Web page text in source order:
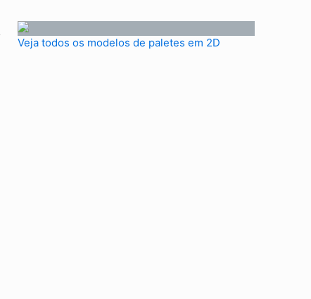
Veja todos os modelos de paletes em 2D